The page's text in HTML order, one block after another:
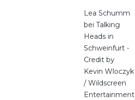
Lea Schumm
bei Talking
Heads in
Schweinfurt -
Credit by
Kevin Wloczyk
/ Wildscreen
Entertainment